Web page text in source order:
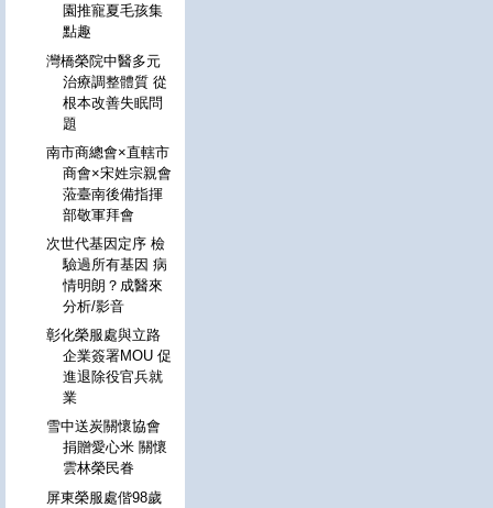
園推寵夏毛孩集
點趣
灣橋榮院中醫多元
治療調整體質 從
根本改善失眠問
題
南市商總會×直轄市
商會×宋姓宗親會
蒞臺南後備指揮
部敬軍拜會
次世代基因定序 檢
驗過所有基因 病
情明朗？成醫來
分析/影音
彰化榮服處與立路
企業簽署MOU 促
進退除役官兵就
業
雪中送炭關懷協會
捐贈愛心米 關懷
雲林榮民眷
屏東榮服處偕98歲